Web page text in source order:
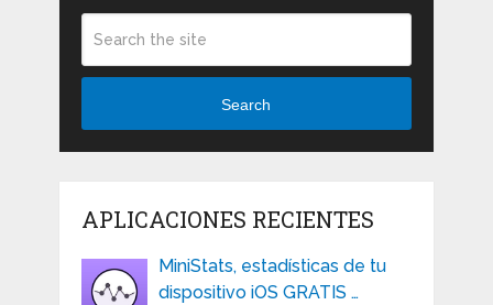
Search
APLICACIONES RECIENTES
MiniStats, estadísticas de tu
dispositivo iOS GRATIS …